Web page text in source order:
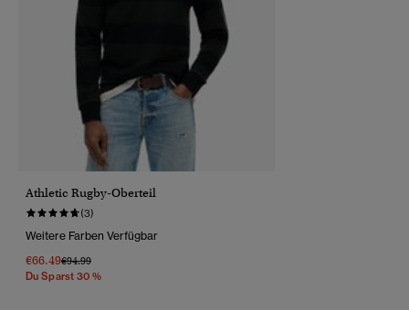
Athletic Rugby-Oberteil
(3)
Weitere Farben Verfügbar
€66.49Preis Wurde Reduziert Von
€94.99Bis
Du Sparst 30 %